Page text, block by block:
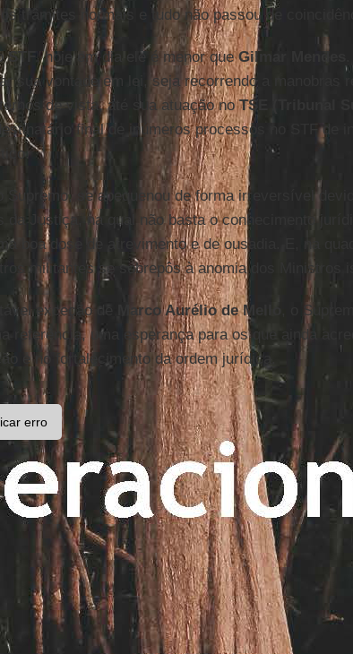
os trâmites normais e tudo não passou de
STF , hoje em dia ele é menor queGilmar Mendes
sua vontade em lei, seja recorrendo a manobras
de vista, até sua atuação noTSE (Tribunal
final de inúmeros processos no STF de
Supremo, se apequenou de forma irreversível
da Justiça, na qual não basta o conhecimento
boa dose de atrevimento e de ousadia. E, na
militantes se sobrepôs à anomia dos Ministros
exceção de Marco Aurélio de Mello
, o
referência, uma esperança para os que ainda
e no fortalecimento da ordem jurídica.
erro